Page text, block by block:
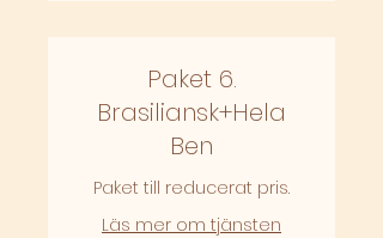
Paket 6.
Brasiliansk+Hela
Ben
Paket till reducerat pris.
Läs mer om tjänsten